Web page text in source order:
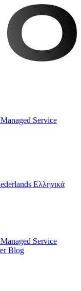
Managed Service
Ελληνικά
Managed Service
Blog